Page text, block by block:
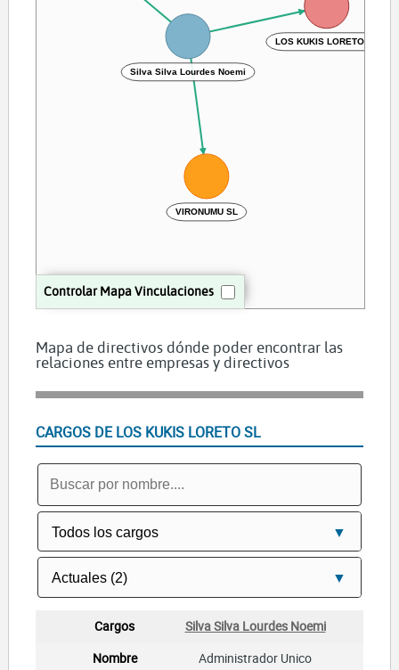
Controlar Mapa Vinculaciones
LOS KUKIS LORETO SL
Silva Silva Lourdes Noemi
VIRONUMU SL
Mapa de directivos dónde poder encontrar las
relaciones entre empresas y directivos
CARGOS DE LOS KUKIS LORETO SL
Silva Silva Lourdes Noemi
Administrador Unico